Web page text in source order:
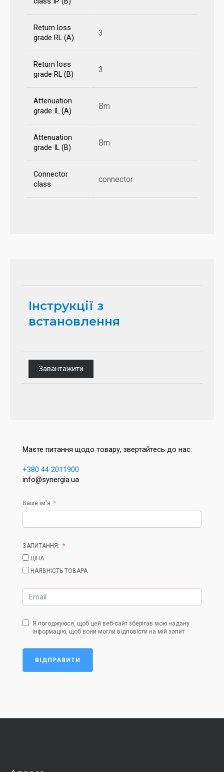
Return loss
grade RL (A)
3
Return loss
grade RL (B)
3
Attenuation
grade IL (A)
Bm
Attenuation
grade IL (B)
Bm
Connector
class
connector
Інструкції з
встановлення
Завантажити
Маєте питання щодо товару, звертайтесь до нас:
+380 44 2011900
info@synergia.ua
Ваше ім'я
ЗАПИТАННЯ:
ЦІНА
НАЯВНІСТЬ ТОВАРА
Я погоджуюся, щоб цей веб-сайт зберігав мою надану
інформацію, щоб вони могли відповісти на мій запит
ВІДПРАВИТИ